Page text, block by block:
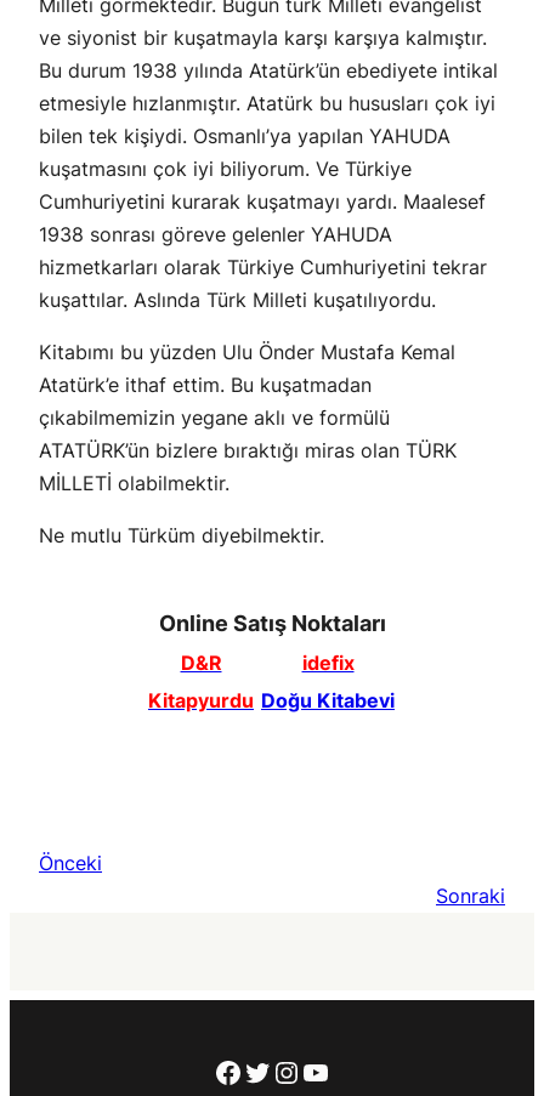
Milleti görmektedir. Bugün türk Milleti evangelist
ve siyonist bir kuşatmayla karşı karşıya kalmıştır.
Bu durum 1938 yılında Atatürk’ün ebediyete intikal
etmesiyle hızlanmıştır. Atatürk bu hususları çok iyi
bilen tek kişiydi. Osmanlı’ya yapılan YAHUDA
kuşatmasını çok iyi biliyorum. Ve Türkiye
Cumhuriyetini kurarak kuşatmayı yardı. Maalesef
1938 sonrası göreve gelenler YAHUDA
hizmetkarları olarak Türkiye Cumhuriyetini tekrar
kuşattılar. Aslında Türk Milleti kuşatılıyordu.
Kitabımı bu yüzden Ulu Önder Mustafa Kemal
Atatürk’e ithaf ettim. Bu kuşatmadan
çıkabilmemizin yegane aklı ve formülü
ATATÜRK’ün bizlere bıraktığı miras olan TÜRK
MİLLETİ olabilmektir.
Ne mutlu Türküm diyebilmektir.
Online Satış Noktaları
D&R
idefix
Kitapyurdu Doğu Kitabevi
Önceki
Sonraki
Facebook
Twitter
Instagram
YouTube